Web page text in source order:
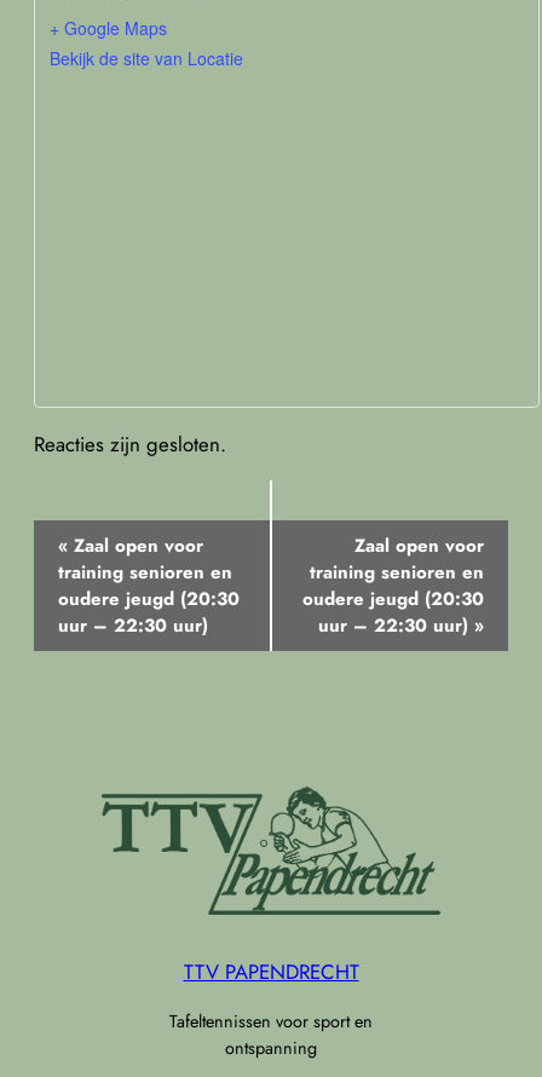
+ Google Maps
Bekijk de site van Locatie
Reacties zijn gesloten.
Evenement
Navigatie
« Zaal open voor
training senioren en
oudere jeugd (20:30
uur – 22:30 uur)
Zaal open voor
training senioren en
oudere jeugd (20:30
uur – 22:30 uur) »
TTV PAPENDRECHT
Tafeltennissen voor sport en
ontspanning